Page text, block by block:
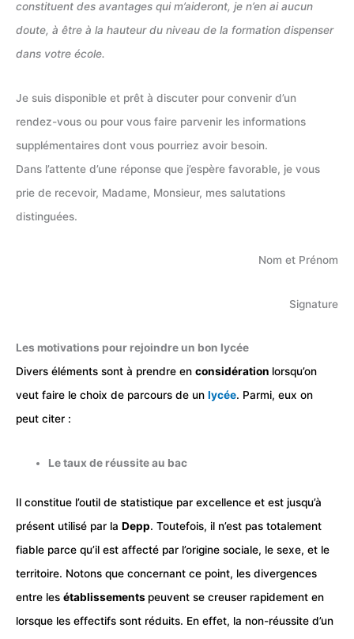
constituent des avantages qui m’aideront, je n’en ai aucun
doute, à être à la hauteur du niveau de la formation dispenser
dans votre école.
Je suis disponible et prêt à discuter pour convenir d’un
rendez-vous ou pour vous faire parvenir les informations
supplémentaires dont vous pourriez avoir besoin.
Dans l’attente d’une réponse que j’espère favorable, je vous
prie de recevoir, Madame, Monsieur, mes salutations
distinguées.
Nom et Prénom
Signature
Les motivations pour rejoindre un bon lycée
Divers éléments sont à prendre en considération lorsqu’on
veut faire le choix de parcours de un lycée. Parmi, eux on
peut citer :
Le taux de réussite au bac
Il constitue l’outil de statistique par excellence et est jusqu’à
présent utilisé par la Depp. Toutefois, il n’est pas totalement
fiable parce qu’il est affecté par l’origine sociale, le sexe, et le
territoire. Notons que concernant ce point, les divergences
entre les établissements peuvent se creuser rapidement en
lorsque les effectifs sont réduits. En effet, la non-réussite d’un